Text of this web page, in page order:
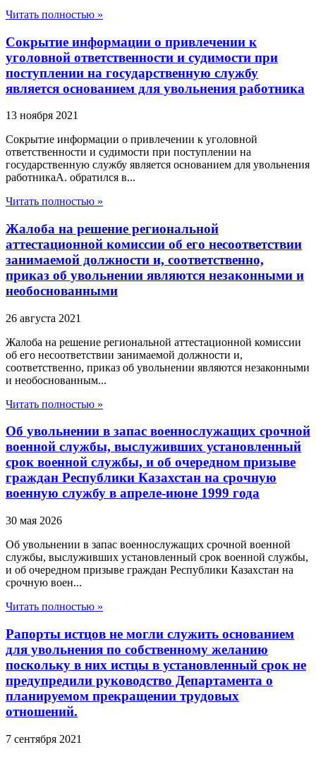
Читать полностью »
Сокрытие информации о привлечении к
уголовной ответственности и судимости при
поступлении на государственную службу
является основанием для увольнения работника
13 ноября 2021
Сокрытие информации о привлечении к уголовной
ответственности и судимости при поступлении на
государственную службу является основанием для увольнения
работникаА. обратился в...
Читать полностью »
Жалоба на решение региональной
аттестационной комиссии об его несоответствии
занимаемой должности и, соответственно,
приказ об увольнении являются незаконными и
необоснованными
26 августа 2021
Жалоба на решение региональной аттестационной комиссии
об его несоответствии занимаемой должности и,
соответственно, приказ об увольнении являются незаконными
и необоснованным...
Читать полностью »
Об увольнении в запас военнослужащих срочной
военной службы, выслуживших установленный
срок военной службы, и об очередном призыве
граждан Республики Казахстан на срочную
военную службу в апреле-июне 1999 года
30 мая 2026
Об увольнении в запас военнослужащих срочной военной
службы, выслуживших установленный срок военной службы,
и об очередном призыве граждан Республики Казахстан на
срочную воен...
Читать полностью »
Рапорты истцов не могли служить основанием
для увольнения по собственному желанию
поскольку в них истцы в установленный срок не
предупредили руководство Департамента о
планируемом прекращении трудовых
отношений.
7 сентября 2021